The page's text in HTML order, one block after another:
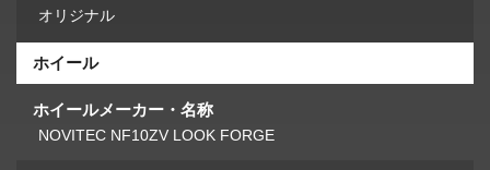
オリジナル
ホイール
ホイールメーカー・名称
NOVITEC NF10ZV LOOK FORGE